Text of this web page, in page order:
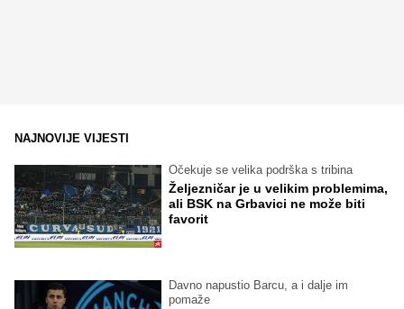
NAJNOVIJE VIJESTI
Očekuje se velika podrška s tribina
Željezničar je u velikim problemima,
ali BSK na Grbavici ne može biti
favorit
Davno napustio Barcu, a i dalje im
pomaže